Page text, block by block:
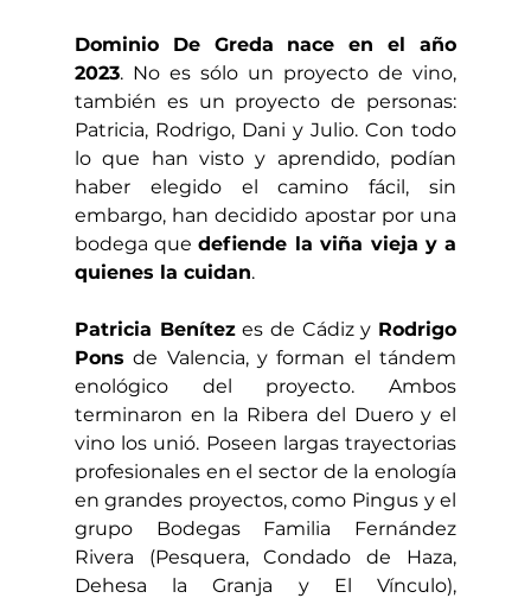
Dominio De Greda nace en el año
2023. No es sólo un proyecto de vino,
también es un proyecto de personas:
Patricia, Rodrigo, Dani y Julio. Con todo
lo que han visto y aprendido, podían
haber elegido el camino fácil, sin
embargo, han decidido apostar por una
bodega que defiende la viña vieja y a
quienes la cuidan.
Patricia Benítez es de Cádiz y Rodrigo
Pons de Valencia, y forman el tándem
enológico del proyecto. Ambos
terminaron en la Ribera del Duero y el
vino los unió. Poseen largas trayectorias
profesionales en el sector de la enología
en grandes proyectos, como Pingus y el
grupo Bodegas Familia Fernández
Rivera (Pesquera, Condado de Haza,
Dehesa la Granja y El Vínculo),